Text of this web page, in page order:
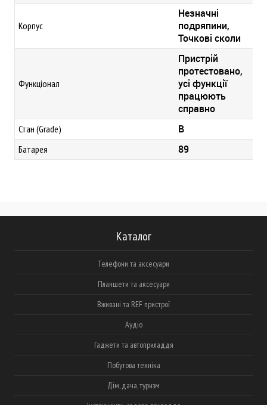
Корпус
Незначні
подряпини,
Точкові сколи
Функціонал
Пристрій
протестовано,
усі функції
працюють
справно
Стан (Grade) B
Батарея 89
Каталог
Телефони та аксесуари
Планшети та аксесуари
Вживані та REF пристрої
Аудіо
Гаджети та автоприладдя
Побутова техніка
Дім, дача, туризм